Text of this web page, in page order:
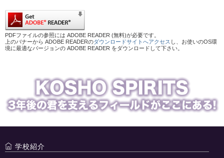
PDFファイルの参照には ADOBE READER (無料)が必要です。
上のバナーから ADOBE READERのダウンロードサイトへアクセス し、お使いのOS環
境に最適なバージョンの ADOBE READER をダウンロードして下さい。
学校紹介